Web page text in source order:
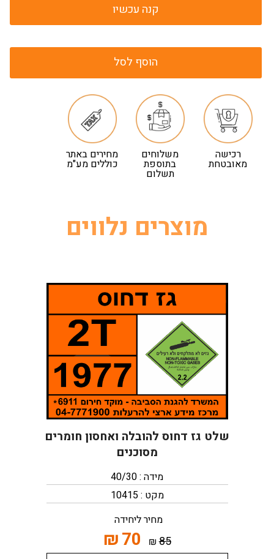
קנה עכשיו
הוסף לסל
רכישה
מאובטחת
משלוחים
בתוספת
תשלום
מחירים באתר
כוללים מע"מ
מוצרים נלווים
שלט גז דחוס להובלה ואחסון חומרים
מסוכנים
מידה : 40/30
מקט : 10415
מחיר ליחידה
85
₪
70
₪